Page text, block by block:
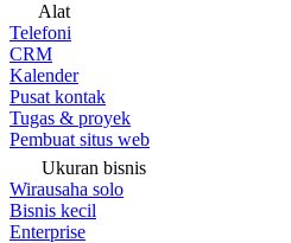
Alat
Telefoni
CRM
Kalender
Pusat kontak
Tugas & proyek
Pembuat situs web
Ukuran bisnis
Wirausaha solo
Bisnis kecil
Enterprise